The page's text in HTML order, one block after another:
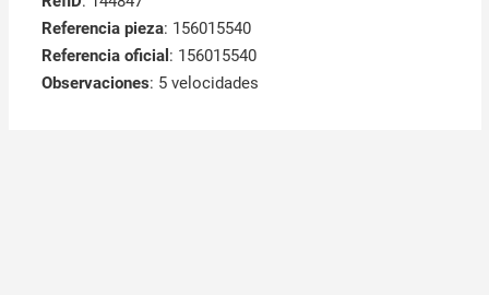
Referencia pieza: 156015540
Referencia oficial : 156015540
Observaciones: 5 velocidades